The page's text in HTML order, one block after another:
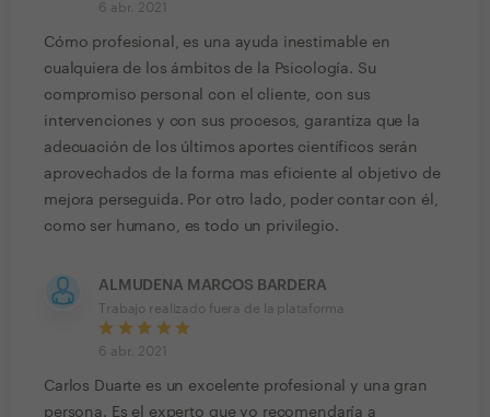
6 abr. 2021
Cómo profesional, es una ayuda inestimable en
cualquiera de los ámbitos de la Psicología. Su
compromiso personal con el cliente, con sus
intervenciones y con sus procesos, garantiza que la
adecuación de los últimos aportes científicos serán
aprovechados de la forma mas eficiente al objetivo de
mejora perseguida. Por otro lado, poder contar con él,
como ser humano, es todo un privilegio.
ALMUDENA MARCOS BARDERA
Trabajo realizado fuera de la plataforma
6 abr. 2021
Carlos Duarte es un excelente profesional y una gran
persona. Es el experto que yo recomendaría a